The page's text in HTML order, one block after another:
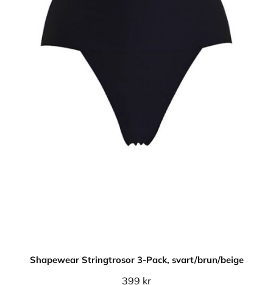
Shapewear Stringtrosor 3-Pack, svart/brun/beige
399 kr